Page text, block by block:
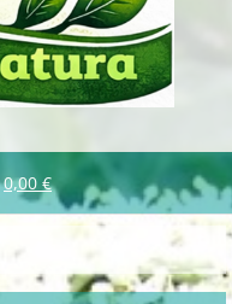
0,00 €